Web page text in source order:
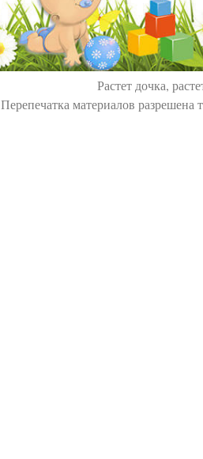
Растет дочка,
Перепечатка материалов разрешена